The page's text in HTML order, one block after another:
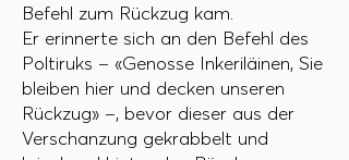
Befehl zum Rückzug kam.
Er erinnerte sich an den Befehl des
Poltiruks – «Genosse Inkeriläinen, Sie
bleiben hier und decken unseren
Rückzug» –, bevor dieser aus der
Verschanzung gekrabbelt und